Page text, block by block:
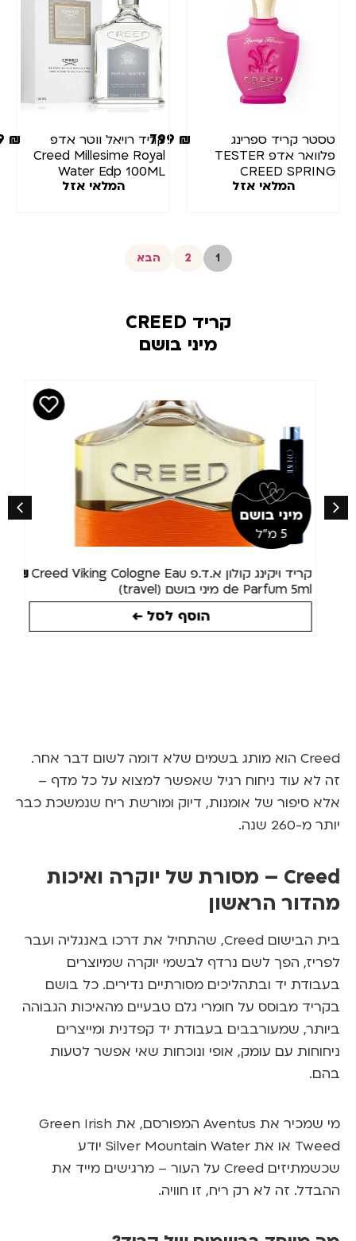
קריד ספרינג
פלוואר אדפ TESTER
CREED
FLOWER EDP
799
המלאי אזל
קריד רויאל ווטר אדפ
Creed Millesime Royal
Water Edp 100ML
999 ₪
המלאי אזל
2 הבא
קריד CREED
מיני בושם
מיני בושם
קריד ויקינג קולון א.ד.פ Creed Viking Cologne Eau
de Parfum 5ml מיני בושם (travel)
80₪
הוסף לסל ←
הוא מותג בשמים שלא דומה לשום דבר אחר.
לא עוד ניחוח רגיל שאפשר למצוא על כל מדף –
סיפור של אומנות, דיוק ומורשת ריח שנמשכת כבר
260 שנה.
Creed – מסורת של יוקרה ואיכות
הראשון
הבישוםCreed, שהתחיל את דרכו באנגליה ועבר
הפך לשם נרדף לבשמי יוקרה שמיוצרים
יד ובתהליכים מסורתיים נדירים. כל בושם
מבוסס על חומרי גלם טבעיים מהאיכות הגבוהה
שמעורבבים בעבודת יד קפדנית ומייצרים
עם עומק, אופי ונוכחות שאי אפשר לטעות
מי שמכיר את Aventus המפורסם, את Green Irish
Tweed או את Silver Mountain Water יודע
Creedעל העור – מרגישים מייד את
זה לא רק ריח, זו חוויה.